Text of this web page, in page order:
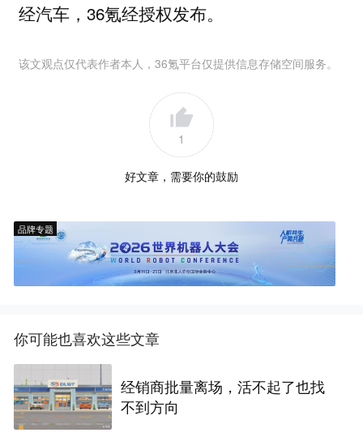
经汽车，36氪经授权发布。
该文观点仅代表作者本人，36氪平台仅提供信息存储空间服务。
1
好文章，需要你的鼓励
品牌专题
你可能也喜欢这些文章
经销商批量离场，活不起了也找
不到方向